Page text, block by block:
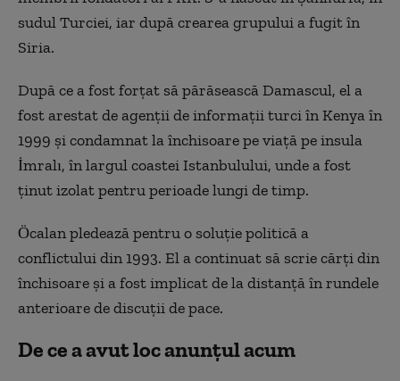
sudul Turciei, iar după crearea grupului a fugit în
Siria.
După ce a fost forțat să părăsească Damascul, el a
fost arestat de agenții de informații turci în Kenya în
1999 și condamnat la închisoare pe viață pe insula
İmralı, în largul coastei Istanbulului, unde a fost
ținut izolatpentru perioade lungi de timp.
Öcalan pledează pentru o soluție politică a
conflictului din 1993. El a continuat să scrie cărți din
închisoare și a fost implicat de la distanță în rundele
anterioare de discuții de pace.
De ce a avut loc anunțul acum